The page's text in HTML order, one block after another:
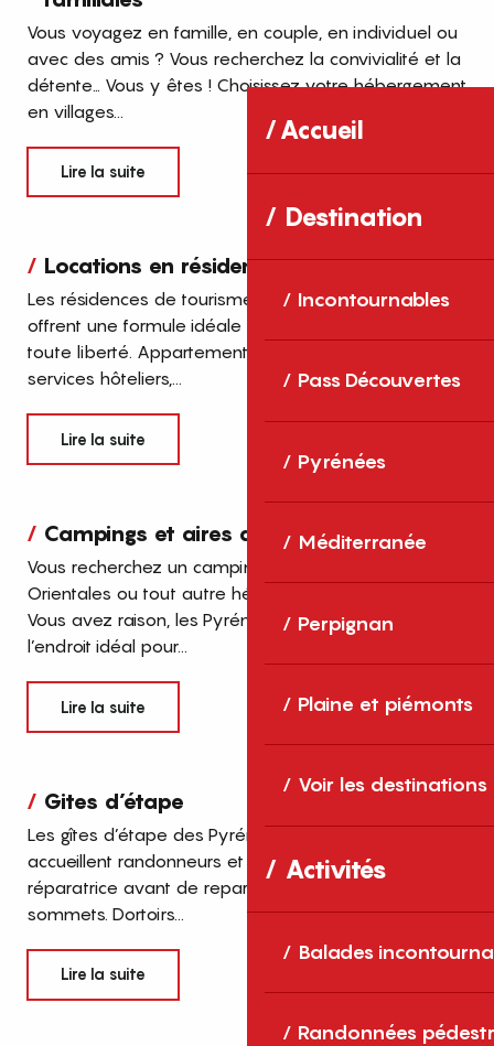
Accueil
Destination
Incontournables
Pass Découvertes
Pyrénées
Méditerranée
Perpignan
Plaine et piémonts
Voir les destinations
Activités
Balades
Randonnées
Vous voyagez en famille, en couple, en individuel ou
avec des amis ? Vous recherchez la convivialité et la
détente… Vous y êtes ! Choisissez votre hébergement
en villages...
Lire la suite
Locations en résidences de tourisme
Les résidences de tourisme des Pyrénées-Orientales
offrent une formule idéale pour des vacances en
toute liberté. Appartements et studios tout équipés,
services hôteliers,...
Lire la suite
Campings et aires de camping-car
Vous recherchez un camping dans les Pyrénées
Orientales ou tout autre hébergement de plein air ?
Vous avez raison, les Pyrénées-Orientales sont
l’endroit idéal pour...
Lire la suite
Gites d’étape
Les gîtes d’étape des Pyrénées-Orientales
accueillent randonneurs et groupes pour une nuit
réparatrice avant de repartir à l’assaut des
sommets. Dortoirs...
Lire la suite